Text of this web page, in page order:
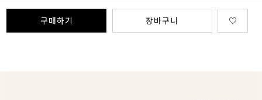
구매하기 장바구니 ♡